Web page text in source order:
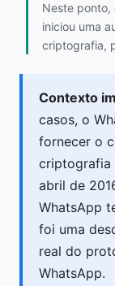
Neste ponto,
iniciou uma
criptografia,
Contexto
casos, o
fornecer o
criptografia
abril de
WhatsApp
foi uma
real do
WhatsApp.